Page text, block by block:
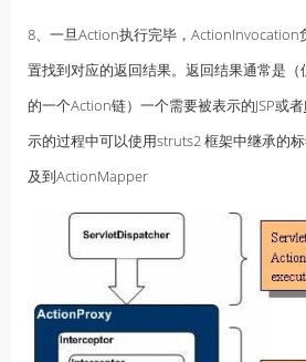
8、一旦Action执行完毕，ActionInvocation
置找到对应的返回结果。返回结果通常是
的一个Action链）一个需要被表示的JSP或者
示的过程中可以使用struts2 框架中继承的
及到ActionMapper